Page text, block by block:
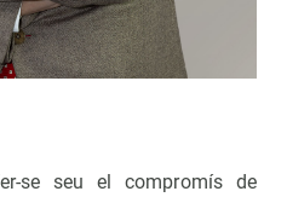
se seu el compromís de